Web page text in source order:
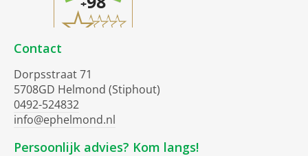
Contact
Dorpsstraat 71
5708GD Helmond (Stiphout)
0492-524832
info@ephelmond.nl
Persoonlijk advies? Kom langs!